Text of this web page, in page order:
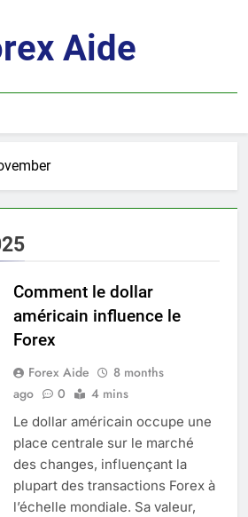
Aide
Comment le dollar
américain influence le
Forex
Forex Aide
8 months
ago
0 4 mins
Le dollar américain occupe une
place centrale sur le marché
des changes, influençant la
plupart des transactions Forex à
l’échelle mondiale. Sa valeur,